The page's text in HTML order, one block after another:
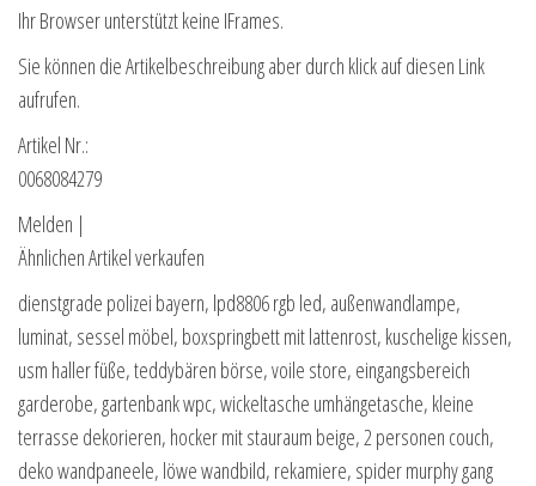
Ihr Browser unterstützt keine IFrames.
Sie können die Artikelbeschreibung aber durch klick auf diesen Link
aufrufen.
Artikel Nr.:
0068084279
Melden |
Ähnlichen Artikel verkaufen
dienstgrade polizei bayern, lpd8806 rgb led, außenwandlampe,
luminat, sessel möbel, boxspringbett mit lattenrost, kuschelige kissen,
usm haller füße, teddybären börse, voile store, eingangsbereich
garderobe, gartenbank wpc, wickeltasche umhängetasche, kleine
terrasse dekorieren, hocker mit stauraum beige, 2 personen couch,
deko wandpaneele, löwe wandbild, rekamiere, spider murphy gang